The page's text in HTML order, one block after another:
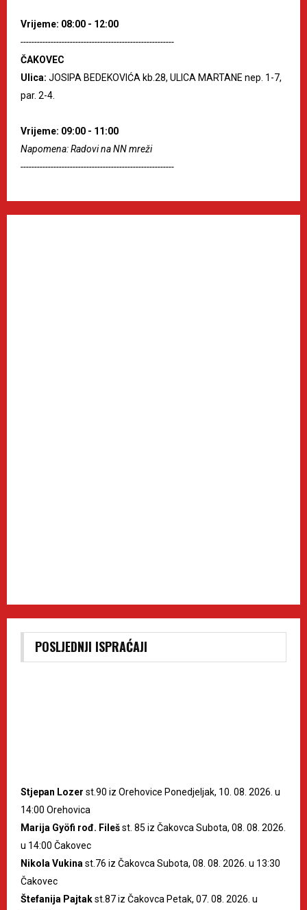
Vrijeme: 08:00 - 12:00
--------------------------------------------------------
ČAKOVEC
Ulica: JOSIPA BEDEKOVIĆA kb.28, ULICA MARTANE nep. 1-7,
par. 2-4.
Vrijeme: 09:00 - 11:00
Napomena: Radovi na NN mreži
--------------------------------------------------------
POSLJEDNJI ISPRAĆAJI
Stjepan Lozer st.90 iz Orehovice Ponedjeljak, 10. 08. 2026. u
14:00 Orehovica
Marija Gyöfi rođ. Filešst. 85 iz Čakovca Subota, 08. 08. 2026.
u 14:00 Čakovec
Nikola Vukina st.76 iz Čakovca Subota, 08. 08. 2026. u 13:30
Čakovec
Štefanija Pajtakst.87 iz Čakovca Petak, 07. 08. 2026. u